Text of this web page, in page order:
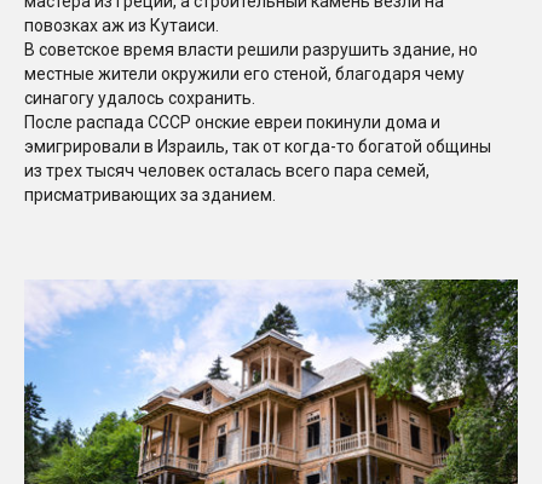
повозках аж из Кутаиси.
В советское время власти решили разрушить здание, но
местные жители окружили его стеной, благодаря чему
синагогу удалось сохранить.
После распада СССР онские евреи покинули дома и
эмигрировали в Израиль, так от когда-то богатой общины
из трех тысяч человек осталась всего пара семей,
присматривающих за зданием.